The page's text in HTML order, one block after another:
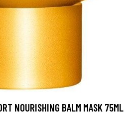
NOURISHING BALM MASK 75ML